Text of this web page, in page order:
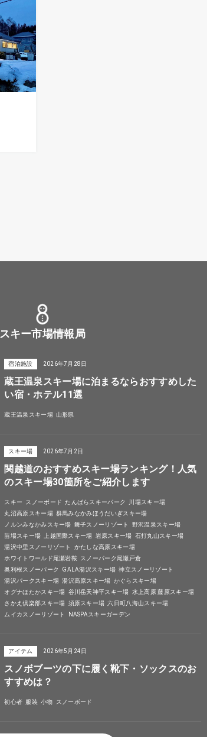
スキー市場情報局
宿泊施設 2026年7月28日
蔵王温泉スキー場に泊まるならおすすめした
い宿・ホテル11選
蔵王温泉スキー場 山形県
スキー場 2026年7月2日
関越道のおすすめスキー場ランキング！人気
のスキー場30箇所をご紹介します
スキー スノーボード たんばらスキーパーク
川場スキー場
丸沼高原スキー場 群馬みなかみほうだいぎスキー場
ノルンみなかみスキー場 舞子スノーリゾート
野沢温泉スキー場
苗場スキー場
上越国際スキー場 岩原スキー場 石打丸山スキー場
湯沢中里スノーリゾート
かたしな高原スキー場
ホワイトワールド尾瀬岩鞍 スノーパーク尾瀬戸倉
奥利根スノーパーク
GALA湯沢スキー場 神立スノーリゾート
湯沢パークスキー場 湯沢高原スキー場 かぐらスキー場
オグナほたかスキー場 谷川岳天神平スキー場 水上高原 藤原スキー場
さかえ倶楽部スキー場 須原スキー場 六日町八海山スキー場
ムイカスノーリゾート
NASPAスキーガーデン
アイテム 2026年5月24日
スノボブーツの下に履く靴下・ソックスのお
すすめは？
初心者 服装 小物 スノーボード